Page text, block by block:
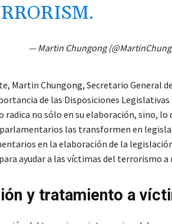
— Martin Chungong
Martin Chungong, Secretario General
de las Disposiciones
radica no sólo en su elaboración, sino, lo
las transformen en
en la elaboración de la
ayudar a las víctimas del terrorismo a
y tratamiento a